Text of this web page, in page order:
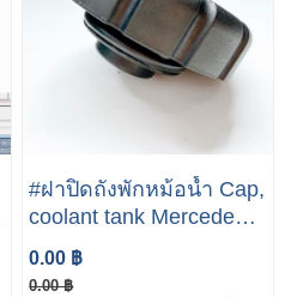
#ฝาปิดถังพักหม้อน้ำ Cap,
coolant tank Mercedes-
Benz
0.00 ฿
0.00 ฿